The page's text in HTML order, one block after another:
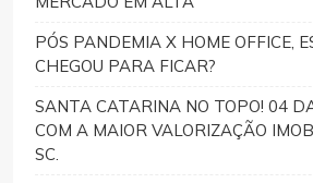
PÓS PANDEMIA X HOME OFFICE,
CHEGOU PARA FICAR?
SANTA CATARINA NO TOPO! 04
COM A MAIOR VALORIZAÇÃO
SC.